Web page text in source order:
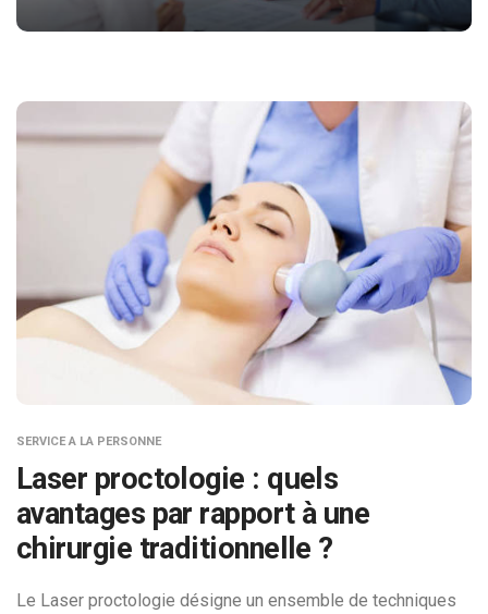
SERVICE A LA PERSONNE
Laser proctologie : quels
avantages par rapport à une
chirurgie traditionnelle ?
Le Laser proctologie désigne un ensemble de techniques